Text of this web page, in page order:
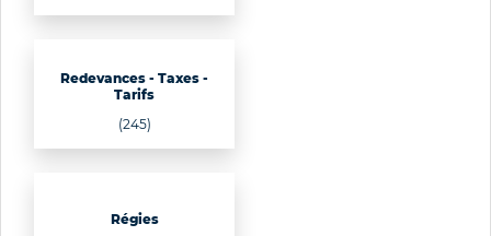
Redevances - Taxes -
Tarifs
(245)
Régies